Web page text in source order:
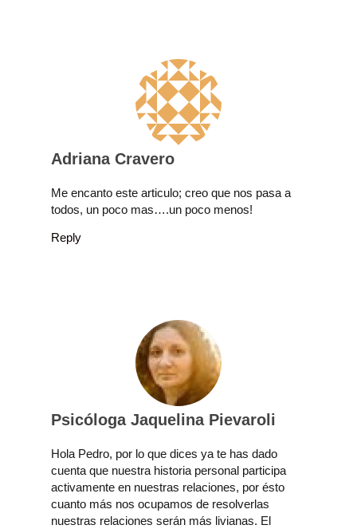
Adriana Cravero
Me encanto este articulo; creo que nos pasa a
todos, un poco mas….un poco menos!
Reply
Psicóloga Jaquelina Pievaroli
Hola Pedro, por lo que dices ya te has dado
cuenta que nuestra historia personal participa
activamente en nuestras relaciones, por ésto
cuanto más nos ocupamos de resolverlas
nuestras relaciones serán más livianas. El